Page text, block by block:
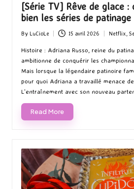
[Série TV] Rêve de glace :
bien les séries de patinage
Posted
by
By LuCioLe 15 avril 2026
Posted
in
Netflix,
Histoire : Adriana Russo, reine du
ambitionne de conquérir les
Mais lorsque la légendaire patinoire
pour quoi Adriana a travaillé menace de
L'entraînement avec son nouveau
Read More